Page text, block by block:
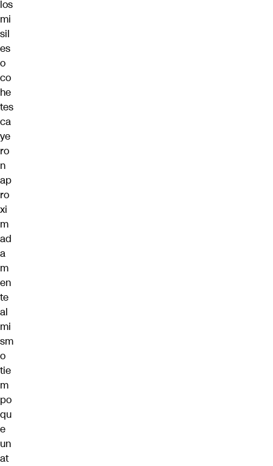
los
mi
sil
es
o
co
he
tes
ca
ye
ro
n
ap
ro
xi
m
ad
a
m
en
te
al
mi
sm
o
tie
m
po
qu
e
un
at